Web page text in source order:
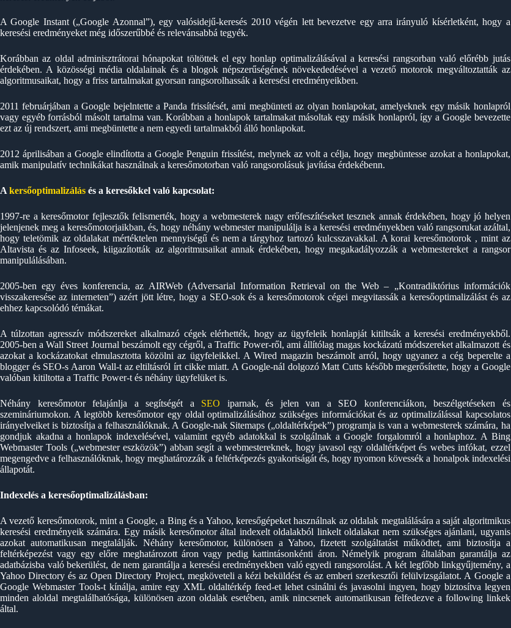
A Google Instant („Google Azonnal”), egy valósidejű-keresés 2010 végén lett bevezetve egy arra irányuló kísérletként, hogy a
keresési eredményeket még időszerűbbé és relevánsabbá tegyék.
Korábban az oldal adminisztrátorai hónapokat töltöttek el egy honlap optimalizálásával a keresési rangsorban való előrébb jutás
érdekében. A közösségi média oldalainak és a blogok népszerűségének növekededésével a vezető motorok megváltoztatták az
algoritmusaikat, hogy a friss tartalmakat gyorsan rangsorolhassák a keresési eredményeikben.
2011 februárjában a Google bejelntette a Panda frissítését, ami megbünteti az olyan honlapokat, amelyeknek egy másik honlapról
vagy egyéb forrásból másolt tartalma van. Korábban a honlapok tartalmakat másoltak egy másik honlapról, így a Google bevezette
ezt az új rendszert, ami megbüntette a nem egyedi tartalmakból álló honlapokat.
2012 áprilisában a Google elindította a Google Penguin frissítést, melynek az volt a célja, hogy megbüntesse azokat a honlapokat,
amik manipulatív technikákat használnak a keresőmotorban való rangsorolásuk javítása érdekébenn.
A kersőoptimalizálás és a keresőkkel való kapcsolat:
1997-re a keresőmotor fejlesztők felismerték, hogy a webmesterek nagy erőfeszítéseket tesznek annak érdekében, hogy jó helyen
jelenjenek meg a keresőmotorjaikban, és, hogy néhány webmester manipulálja is a keresési eredményekben való rangsorukat azáltal,
hogy teletömik az oldalakat mértéktelen mennyiségű és nem a tárgyhoz tartozó kulcsszavakkal. A korai keresőmotorok , mint az
Altavista és az Infoseek, kiigazították az algoritmusaikat annak érdekében, hogy megakadályozzák a webmestereket a rangsor
manipulálásában.
2005-ben egy éves konferencia, az AIRWeb (Adversarial Information Retrieval on the Web – „Kontradiktórius információk
visszakeresése az interneten”) azért jött létre, hogy a SEO-sok és a keresőmotorok cégei megvitassák a keresőoptimalizálást és az
ehhez kapcsolódó témákat.
A túlzottan agresszív módszereket alkalmazó cégek elérhették, hogy az ügyfeleik honlapját kitiltsák a keresési eredményekből.
2005-ben a Wall Street Journal beszámolt egy cégről, a Traffic Power-ről, ami állítólag magas kockázatú módszereket alkalmazott és
azokat a kockázatokat elmulasztotta közölni az ügyfeleikkel. A Wired magazin beszámolt arról, hogy ugyanez a cég beperelte a
blogger és SEO-s Aaron Wall-t az eltiltásról írt cikke miatt. A Google-nál dolgozó Matt Cutts később megerősítette, hogy a Google
valóban kitiltotta a Traffic Power-t és néhány ügyfelüket is.
Néhány keresőmotor felajánlja a segítségét a SEO iparnak, és jelen van a SEO konferenciákon, beszélgetéseken és
szemináriumokon. A legtöbb keresőmotor egy oldal optimalizálásához szükséges információkat és az optimalizálással kapcsolatos
irányelveiket is biztosítja a felhasználóknak. A Google-nak Sitemaps („oldaltérképek”) programja is van a webmesterek számára, ha
gondjuk akadna a honlapok indexelésével, valamint egyéb adatokkal is szolgálnak a Google forgalomról a honlaphoz. A Bing
Webmaster Tools („webmester eszközök”) abban segít a webmestereknek, hogy javasol egy oldaltérképet és webes infókat, ezzel
megengedve a felhasználóknak, hogy meghatározzák a feltérképezés gyakoriságát és, hogy nyomon kövessék a honalpok indexelési
állapotát.
Indexelés a keresőoptimalizálásban:
A vezető keresőmotorok, mint a Google, a Bing és a Yahoo, keresőgépeket használnak az oldalak megtalálására a saját algoritmikus
keresési eredményeik számára. Egy másik keresőmotor által indexelt oldalakból linkelt oldalakat nem szükséges ajánlani, ugyanis
azokat automatikusan megtalálják. Néhány keresőmotor, különösen a Yahoo, fizetett szolgáltatást működtet, ami biztosítja a
feltérképezést vagy egy előre meghatározott áron vagy pedig kattintásonkénti áron. Némelyik program általában garantálja az
adatbázisba való bekerülést, de nem garantálja a keresési eredményekben való egyedi rangsorolást. A két legfőbb linkgyűjtemény, a
Yahoo Directory és az Open Directory Project, megköveteli a kézi beküldést és az emberi szerkesztői felülvizsgálatot. A Google a
Google Webmaster Tools-t kínálja, amire egy XML oldaltérkép feed-et lehet csinálni és javasolni ingyen, hogy biztosítva legyen
minden aloldal megtalálhatósága, különösen azon oldalak esetében, amik nincsenek automatikusan felfedezve a following linkek
által.